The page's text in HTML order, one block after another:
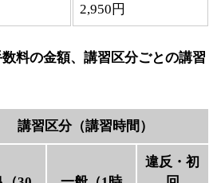
2,950円
料の金額、講習区分ごとの講習
講習区分（講習時間）
違反・初